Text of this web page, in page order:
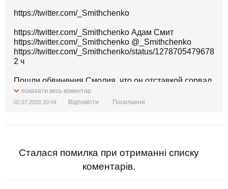
https://twitter.com/_Smithchenko
https://twitter.com/_Smithchenko Адам Смит
https://twitter.com/_Smithchenko @_Smithchenko
https://twitter.com/_Smithchenko/status/
2 ч
Пошли обвинения Смолия, что он отставкой сорвал
евробондинг.
Вообще-то размещение отменил Минфин.
свое имя и тогда уже свалить?
показати весь коментар
02.07.2020 20:04 Відповісти Посилання
Сталася помилка при отриманні списку
коментарів.